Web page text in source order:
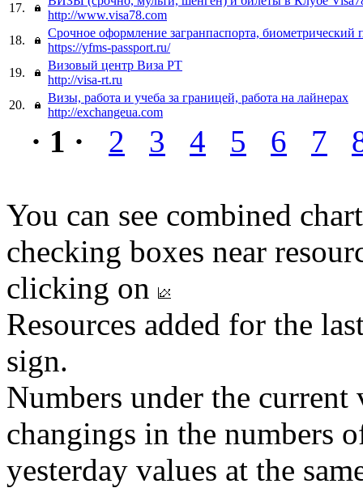
17.
http://www.visa78.com
18.
Срочное оформление загранпаспорта, биометрический
https://yfms-passport.ru/
19.
Визовый центр Виза РТ
http://visa-rt.ru
20.
Визы, работа и учеба за границей, работа на лайнерах
http://exchangeua.com
· 1 · 2 3 4 5 6 7
You can see combined
checking boxes near
clicking on
Resources added for the
sign.
Numbers under the
changings in the numbers
yesterday values at the